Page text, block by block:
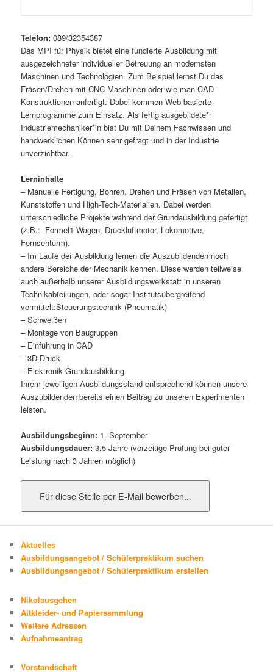
Telefon: 089/32354387
Das MPI für Physik bietet eine fundierte Ausbildung mit
ausgezeichneter individueller Betreuung an modernsten
Maschinen und Technologien. Zum Beispiel lernst Du das
Fräsen/Drehen mit CNC-Maschinen oder wie man CAD-
Konstruktionen anfertigt. Dabei kommen Web-basierte
Lernprogramme zum Einsatz. Als fertig ausgebildete*r
Industriemechaniker*in bist Du mit Deinem Fachwissen und
handwerklichen Können sehr gefragt und in der Industrie
unverzichtbar.
Lerninhalte
– Manuelle Fertigung, Bohren, Drehen und Fräsen von Metallen,
Kunststoffen und High-Tech-Materialien. Dabei werden
unterschiedliche Projekte während der Grundausbildung gefertigt
(z.B.: Formel1-Wagen, Druckluftmotor, Lokomotive,
Fernsehturm).
– Im Laufe der Ausbildung lernen die Auszubildenden noch
andere Bereiche der Mechanik kennen. Diese werden teilweise
auch außerhalb unserer Ausbildungswerkstatt in unseren
Technikabteilungen, oder sogar Institutsübergreifend
vermittelt:Steuerungstechnik (Pneumatik)
– Schweißen
– Montage von Baugruppen
– Einführung in CAD
– 3D-Druck
– Elektronik Grundausbildung
Ihrem jeweiligen Ausbildungsstand entsprechend können unsere
Auszubildenden bereits einen Beitrag zu unseren Experimenten
leisten.
Ausbildungsbeginn: 1. September
Ausbildungsdauer: 3,5 Jahre (vorzeitige Prüfung bei guter
Leistung nach 3 Jahren möglich)
Aktuelles
Ausbildungsangebot / Schülerpraktikum suchen
Ausbildungsangebot / Schülerpraktikum erstellen
Nikolausgehen
Altkleider- und Papiersammlung
Weitere Adressen
Aufnahmeantrag
Vorstandschaft